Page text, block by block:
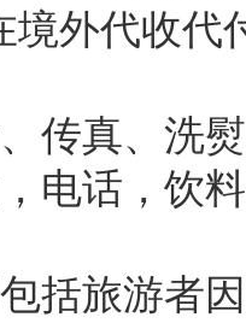
境外代收代
传真、洗
电话，饮
括旅游者